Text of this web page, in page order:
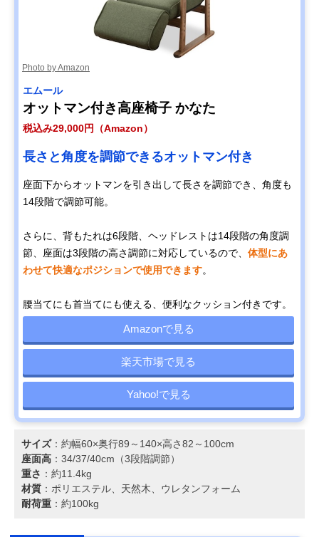
Photo by Amazon
エムール
オットマン付き高座椅子 かなた
税込み29,000円（Amazon）
長さと角度を調節できるオットマン付き
座面下からオットマンを引き出して長さを調節でき、角度も
14段階で調節可能。
さらに、背もたれは6段階、ヘッドレストは14段階の角度調
節、座面は3段階の高さ調節に対応しているので、 体型にあ
わせて快適なポジションで使用できます。
腰当てにも首当てにも使える、便利なクッション付きです。
Amazonで見る
楽天市場で見る
Yahoo!で見る
サイズ：約幅60×奥行89～140×高さ82～100cm
座面高 ：34/37/40cm（3段階調節）
重さ ：約11.4kg
材質 ：ポリエステル、天然木、ウレタンフォーム
耐荷重 ：約100kg